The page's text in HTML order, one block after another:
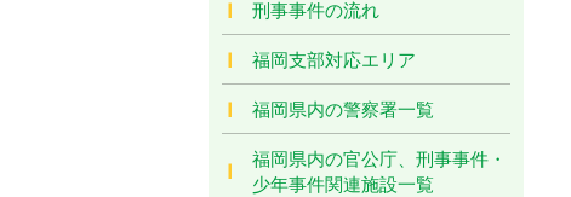
刑事事件の流れ
福岡支部対応エリア
福岡県内の警察署一覧
福岡県内の官公庁、刑事事件・
少年事件関連施設一覧